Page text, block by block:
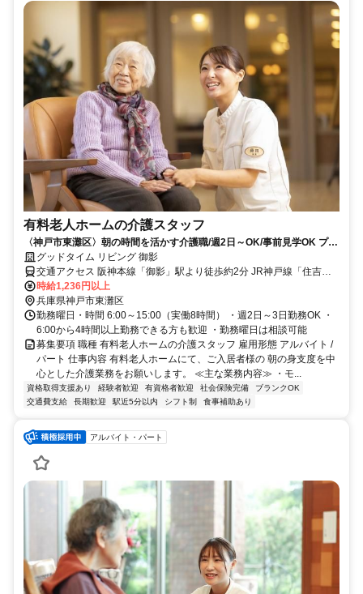
有料老人ホームの介護スタッフ
〈神戸市東灘区〉朝の時間を活かす介護職/週2日～OK/事前見学OK プリ
セプター制度導入など研修充実
グッドタイム リビング 御影
交通アクセス 阪神本線「御影」駅より徒歩約2分 JR神戸線「住吉」
駅より徒歩約11分 阪急神戸本線「御影」駅より徒歩約12分
時給1,236円以上
兵庫県神戸市東灘区
勤務曜日・時間 6:00～15:00（実働8時間） ・週2日～3日勤務OK ・
6:00から4時間以上勤務できる方も歓迎 ・勤務曜日は相談可能
募集要項 職種 有料老人ホームの介護スタッフ 雇用形態 アルバイト /
パート 仕事内容 有料老人ホームにて、ご入居者様の 朝の身支度を中
心とした介護業務をお願いします。 ≪主な業務内容≫ ・モ...
資格取得支援あり 経験者歓迎 有資格者歓迎 社会保険完備
ブランクOK
交通費支給
長期歓迎 駅近5分以内 シフト制 食事補助あり
アルバイト・パート